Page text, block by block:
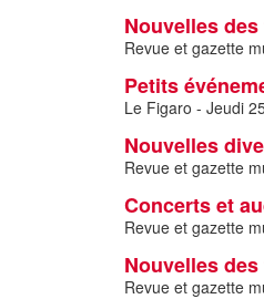
Nouvelles
Revue et gazette
Petits
Le Figaro - Jeudi
Nouvelles
Revue et gazette
Concerts et
Revue et gazette
Nouvelles
Revue et gazette